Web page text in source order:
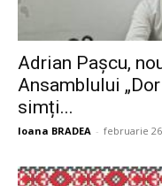
Adrian Pașcu,
Ansamblului
simți...
Ioana BRADEA - februarie